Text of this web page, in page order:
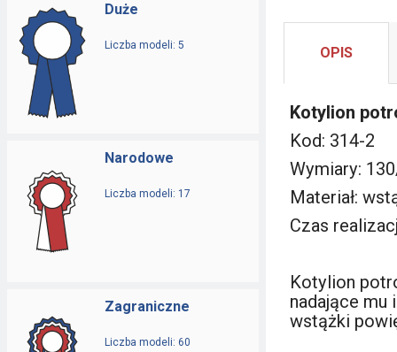
Duże
Liczba modeli: 5
Narodowe
Liczba modeli: 17
Zagraniczne
Liczba modeli: 60
OPIS
Kotylion
Kod: 314-2
Wymiary:
Materiał:
Czas
Kotylion
nadające mu
wstążki